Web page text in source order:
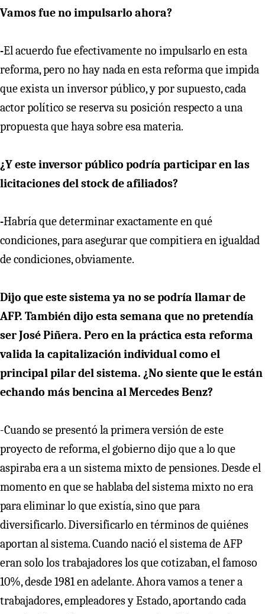
Vamos fue no impulsarlo ahora?
-El acuerdo fue efectivamente no impulsarlo en esta
reforma, pero no hay nada en esta reforma que impida
que exista un inversor público, y por supuesto, cada
actor político se reserva su posición respecto a una
propuesta que haya sobre esa materia.
¿Y este inversor público podría participar en las
licitaciones del stock de afiliados?
-Habría que determinar exactamente en qué
condiciones, para asegurar que compitiera en igualdad
de condiciones, obviamente.
Dijo que este sistema ya no se podría llamar de
AFP. También dijo esta semana que no pretendía
ser José Piñera. Pero en la práctica esta reforma
valida la capitalización individual como el
principal pilar del sistema. ¿No siente que le están
echando más bencina al Mercedes Benz?
-Cuando se presentó la primera versión de este
proyecto de reforma, el gobierno dijo que a lo que
aspiraba era a un sistema mixto de pensiones. Desde el
momento en que se hablaba del sistema mixto no era
para eliminar lo que existía, sino que para
diversificarlo. Diversificarlo en términos de quiénes
aportan al sistema. Cuando nació el sistema de AFP
eran solo los trabajadores los que cotizaban, el famoso
10%, desde 1981 en adelante. Ahora vamos a tener a
trabajadores, empleadores y Estado, aportando cada